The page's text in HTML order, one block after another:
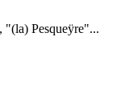
"(la) Pesqueÿre"...